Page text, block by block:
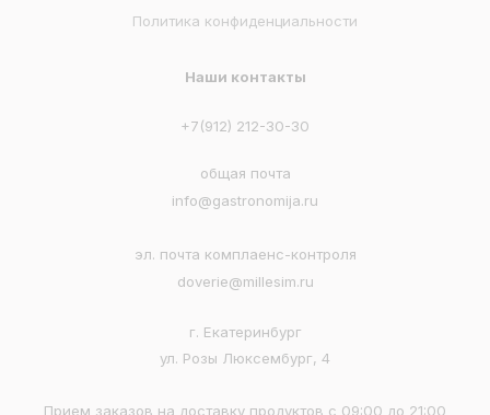
Политика конфиденциальности
Наши контакты
+7(912) 212-30-30
общая почта
info@gastronomija.ru
эл. почта комплаенс-контроля
doverie@millesim.ru
г. Екатеринбург
ул. Розы Люксембург, 4
Прием заказов на доставку продуктов с 09:00 до 21:00